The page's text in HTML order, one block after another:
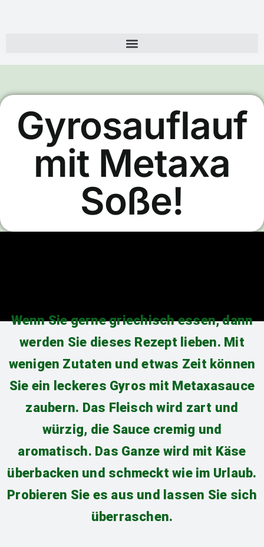
Gyrosauflauf
mit Metaxa
Soße!
Wenn Sie gerne griechisch essen, dann
werden Sie dieses Rezept lieben. Mit
wenigen Zutaten und etwas Zeit können
Sie ein leckeres Gyros mit Metaxasauce
zaubern. Das Fleisch wird zart und
würzig, die Sauce cremig und
aromatisch. Das Ganze wird mit Käse
überbacken und schmeckt wie im Urlaub.
Probieren Sie es aus und lassen Sie sich
überraschen.